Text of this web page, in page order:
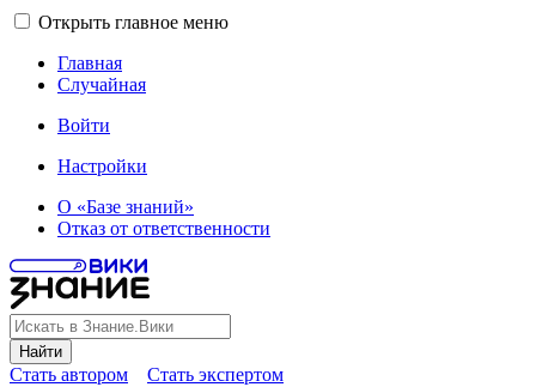
Открыть главное меню
Главная
Случайная
Войти
Настройки
О «Базе знаний»
Отказ от ответственности
Найти
Стать автором Стать экспертом